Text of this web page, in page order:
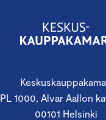
PL 1000, Alvar Aallon
00101 Helsinki